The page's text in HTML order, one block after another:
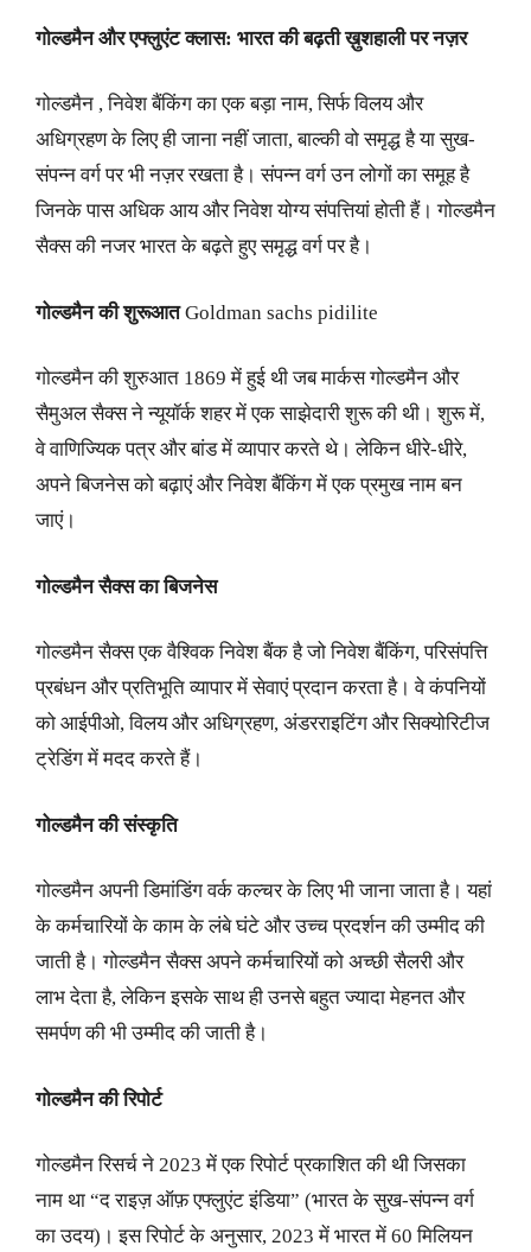
गोल्डमैन और एफ्लुएंट क्लास: भारत की बढ़ती ख़ुशहाली पर नज़र
गोल्डमैन , निवेश बैंकिंग का एक बड़ा नाम, सिर्फ विलय और
अधिग्रहण के लिए ही जाना नहीं जाता, बाल्की वो समृद्ध है या सुख-
संपन्न वर्ग पर भी नज़र रखता है। संपन्न वर्ग उन लोगों का समूह है
जिनके पास अधिक आय और निवेश योग्य संपत्तियां होती हैं। गोल्डमैन
सैक्स की नजर भारत के बढ़ते हुए समृद्ध वर्ग पर है।
गोल्डमैन की शुरूआतGoldman sachs pidilite
गोल्डमैन की शुरुआत 1869 में हुई थी जब मार्कस गोल्डमैन और
सैमुअल सैक्स ने न्यूयॉर्क शहर में एक साझेदारी शुरू की थी। शुरू में,
वे वाणिज्यिक पत्र और बांड में व्यापार करते थे। लेकिन धीरे-धीरे,
अपने बिजनेस को बढ़ाएं और निवेश बैंकिंग में एक प्रमुख नाम बन
जाएं।
गोल्डमैन सैक्स का बिजनेस
गोल्डमैन सैक्स एक वैश्विक निवेश बैंक है जो निवेश बैंकिंग, परिसंपत्ति
प्रबंधन और प्रतिभूति व्यापार में सेवाएं प्रदान करता है। वे कंपनियों
को आईपीओ, विलय और अधिग्रहण, अंडरराइटिंग और सिक्योरिटीज
ट्रेडिंग में मदद करते हैं।
गोल्डमैन की संस्कृति
गोल्डमैन अपनी डिमांडिंग वर्क कल्चर के लिए भी जाना जाता है। यहां
के कर्मचारियों के काम के लंबे घंटे और उच्च प्रदर्शन की उम्मीद की
जाती है। गोल्डमैन सैक्स अपने कर्मचारियों को अच्छी सैलरी और
लाभ देता है, लेकिन इसके साथ ही उनसे बहुत ज्यादा मेहनत और
समर्पण की भी उम्मीद की जाती है।
गोल्डमैन की रिपोर्ट
गोल्डमैन रिसर्च ने 2023 में एक रिपोर्ट प्रकाशित की थी जिसका
नाम था “द राइज़ ऑफ़ एफ्लुएंट इंडिया” (भारत के सुख-संपन्न वर्ग
का उदय)। इस रिपोर्ट के अनुसार, 2023 में भारत में 60 मिलियन